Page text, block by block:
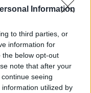
Information
to third parties, or
information for
the below opt-out
note that after your
seeing
utilized by
pluszban
21-én jön a Portfolio
szakértőivel
foglalkoztató
kik lehetnek a